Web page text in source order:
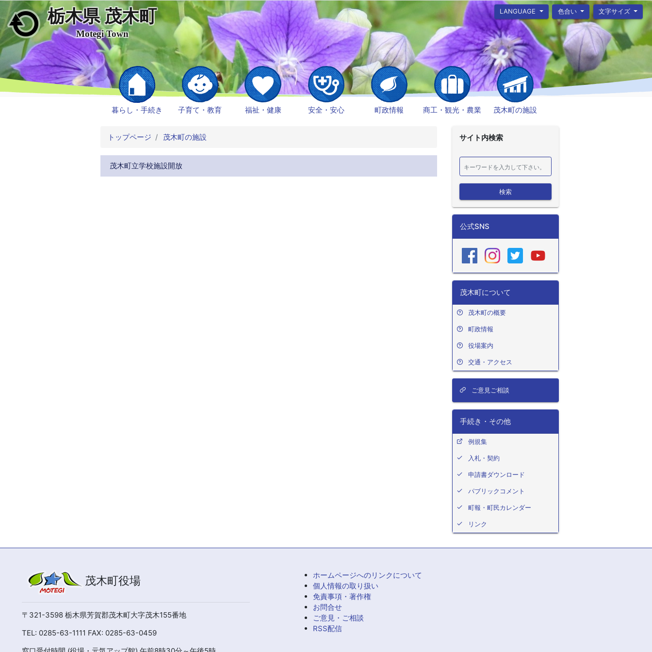
メインコンテンツにスキップ
栃木県 茂木町
Motegi Town
LANGUAGE 色合い 文字サイズ
暮らし・手続き 子育て・教育 福祉・健康 安全・安心 町政情報 商工・観光・農業 茂木町の施設
トップページ 茂木町の施設
茂木町立学校施設開放
サイト内検索
検索
公式SNS
茂木町について
茂木町の概要
町政情報
役場案内
交通・アクセス
ご意見ご相談
手続き・その他
例規集
入札・契約
申請書ダウンロード
パブリックコメント
町報・町民カレンダー
リンク
茂木町役場
〒321-3598 栃木県芳賀郡茂木町大字茂木155番地
TEL: 0285-63-1111 FAX: 0285-63-0459
ホームページへのリンクについて
個人情報の取り扱い
免責事項・著作権
お問合せ
ご意見・ご相談
RSS配信